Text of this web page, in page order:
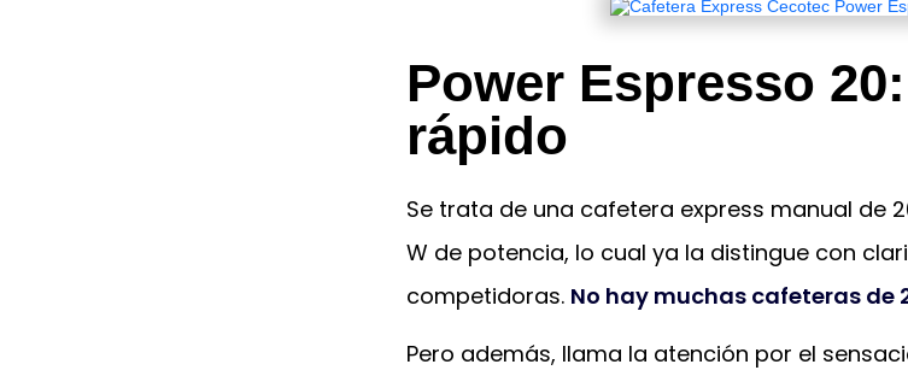
Power Espresso
rápido
Se trata de una cafetera express manual de
W de potencia, lo cual ya la distingue con
competidoras. No hay muchas cafeteras de
Pero además, llama la atención por el